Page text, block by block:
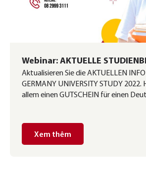
Webinar: AKTUELLE
AN DER DEUTSCHEN
Aktualisieren Sie die AKTUELLEN
GERMANY UNIVERSITY STUDY 2022.
allem einen GUTSCHEIN für einen
Xem thêm